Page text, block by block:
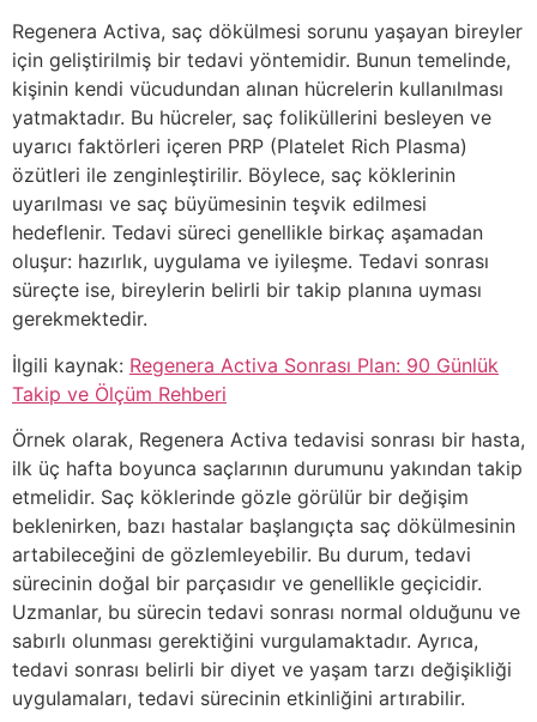
Regenera Activa, saç dökülmesi sorunu yaşayan bireyler
için geliştirilmiş bir tedavi yöntemidir. Bunun temelinde,
kişinin kendi vücudundan alınan hücrelerin kullanılması
yatmaktadır. Bu hücreler, saç foliküllerini besleyen ve
uyarıcı faktörleri içeren PRP (Platelet Rich Plasma)
özütleri ile zenginleştirilir. Böylece, saç köklerinin
uyarılması ve saç büyümesinin teşvik edilmesi
hedeflenir. Tedavi süreci genellikle birkaç aşamadan
oluşur: hazırlık, uygulama ve iyileşme. Tedavi sonrası
süreçte ise, bireylerin belirli bir takip planına uyması
gerekmektedir.
İlgili kaynak: Regenera Activa Sonrası Plan: 90 Günlük
Takip ve Ölçüm Rehberi
Örnek olarak, Regenera Activa tedavisi sonrası bir hasta,
ilk üç hafta boyunca saçlarının durumunu yakından takip
etmelidir. Saç köklerinde gözle görülür bir değişim
beklenirken, bazı hastalar başlangıçta saç dökülmesinin
artabileceğini de gözlemleyebilir. Bu durum, tedavi
sürecinin doğal bir parçasıdır ve genellikle geçicidir.
Uzmanlar, bu sürecin tedavi sonrası normal olduğunu ve
sabırlı olunması gerektiğini vurgulamaktadır. Ayrıca,
tedavi sonrası belirli bir diyet ve yaşam tarzı değişikliği
uygulamaları, tedavi sürecinin etkinliğini artırabilir.